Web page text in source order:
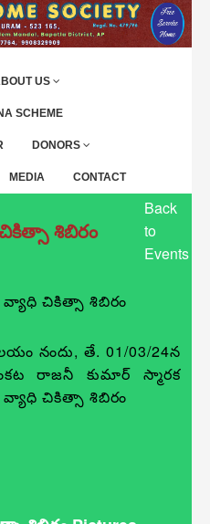
US
SCHEME
DONORS
MEDIA CONTACT
శిబిరం
Back
to
Events
చికిత్సా శిబిరం
నందు, తే. 01/03/24న
రాజనీ కుమార్ స్మారక
చికిత్సా శిబిరం